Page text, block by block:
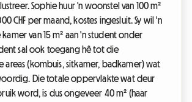
Sophie huur 'n woonstel van 100 m²
CHF per maand, kostes ingesluit. Sy wil 'n
van 15 m² aan 'n student onder
sal ook toegang hê tot die
areas (kombuis, sitkamer, badkamer) wat
Die totale oppervlakte wat deur
word, is dus ongeveer 40 m² (haar